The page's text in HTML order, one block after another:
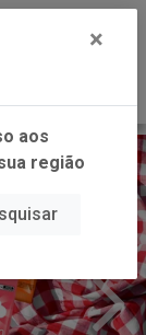
×
aos
região